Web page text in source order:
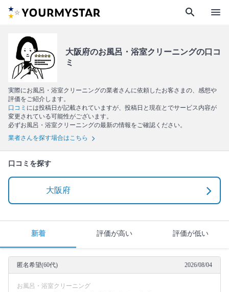
search menu
大阪府のお風呂・浴室クリーニングの口コ
ミ
実際にお風呂・浴室クリーニングの業者さんに依頼したお客さまの、感想や
評価をご紹介します。
口コミ には投稿日が記載されていますが、投稿日と現在とでサービス内容が
変更されている可能性がございます。
必ずお風呂・浴室クリーニングの最新の情報をご確認ください。
業者さんを探す場合はこちら
口コミを探す
大阪府
新着 評価が高い 評価が低い
匿名希望(60代) 2026/08/04
お風呂・浴室クリーニング